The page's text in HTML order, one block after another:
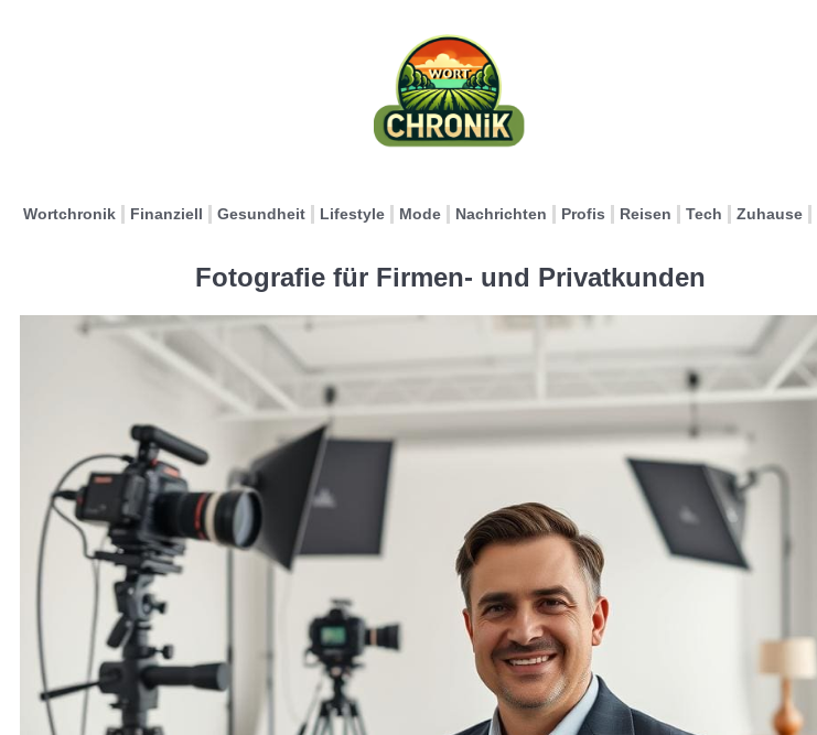
Wortchronik Finanziell Gesundheit Lifestyle Mode Nachrichten Profis Reisen Tech Zuhause
Fotografie für Firmen- und Privatkunden